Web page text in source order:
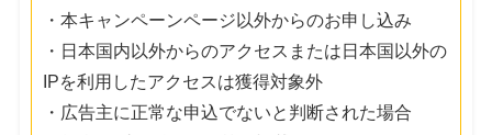
・本キャンペーンページ以外からのお申し込み
・日本国内以外からのアクセスまたは日本国以外の
IPを利用したアクセスは獲得対象外
・広告主に正常な申込でないと判断された場合